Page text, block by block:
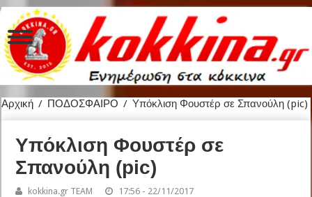
Αρχική / ΠΟΔΟΣΦΑΙΡΟ / Υπόκλιση Φουστέρ σε Σπανούλη (pic)
Υπόκλιση Φουστέρ σε
Σπανούλη (pic)
kokkina.gr TEAM 17:56 - 22/11/2017